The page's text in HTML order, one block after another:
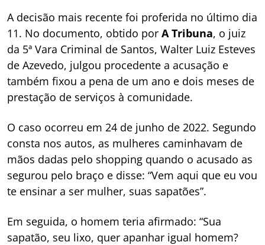
A decisão mais recente foi proferida no último dia
11. No documento, obtido por A Tribuna, o juiz
da 5ª Vara Criminal de Santos, Walter Luiz Esteves
de Azevedo, julgou procedente a acusação e
também fixou a pena de um ano e dois meses de
prestação de serviços à comunidade.
O caso ocorreu em 24 de junho de 2022. Segundo
consta nos autos, as mulheres caminhavam de
mãos dadas pelo shopping quando o acusado as
segurou pelo braço e disse: “Vem aqui que eu vou
te ensinar a ser mulher, suas sapatões”.
Em seguida, o homem teria afirmado: “Sua
sapatão, seu lixo, quer apanhar igual homem?